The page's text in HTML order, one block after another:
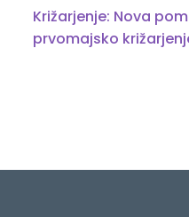
INFO
Next
post:
Križarjenje: Nova
prvomajsko